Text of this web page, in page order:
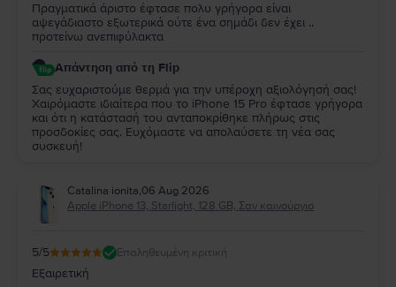
Πραγματικά άριστο έφτασε πολυ γρήγορα είναι
αψεγάδιαστο εξωτερικά ούτε ένα σημάδι δεν έχει ..
προτείνω ανεπιφύλακτα
Απάντηση από τη Flip
Σας ευχαριστούμε θερμά για την υπέροχη αξιολόγησή σας!
Χαιρόμαστε ιδιαίτερα που το iPhone 15 Pro έφτασε γρήγορα
και ότι η κατάστασή του ανταποκρίθηκε πλήρως στις
προσδοκίες σας. Ευχόμαστε να απολαύσετε τη νέα σας
συσκευή!
Catalina ionita,06 Aug 2026
Apple iPhone 13, Starlight, 128 GB, Σαν καινούργιο
5/5 Επαληθευμένη κριτική
Εξαιρετική